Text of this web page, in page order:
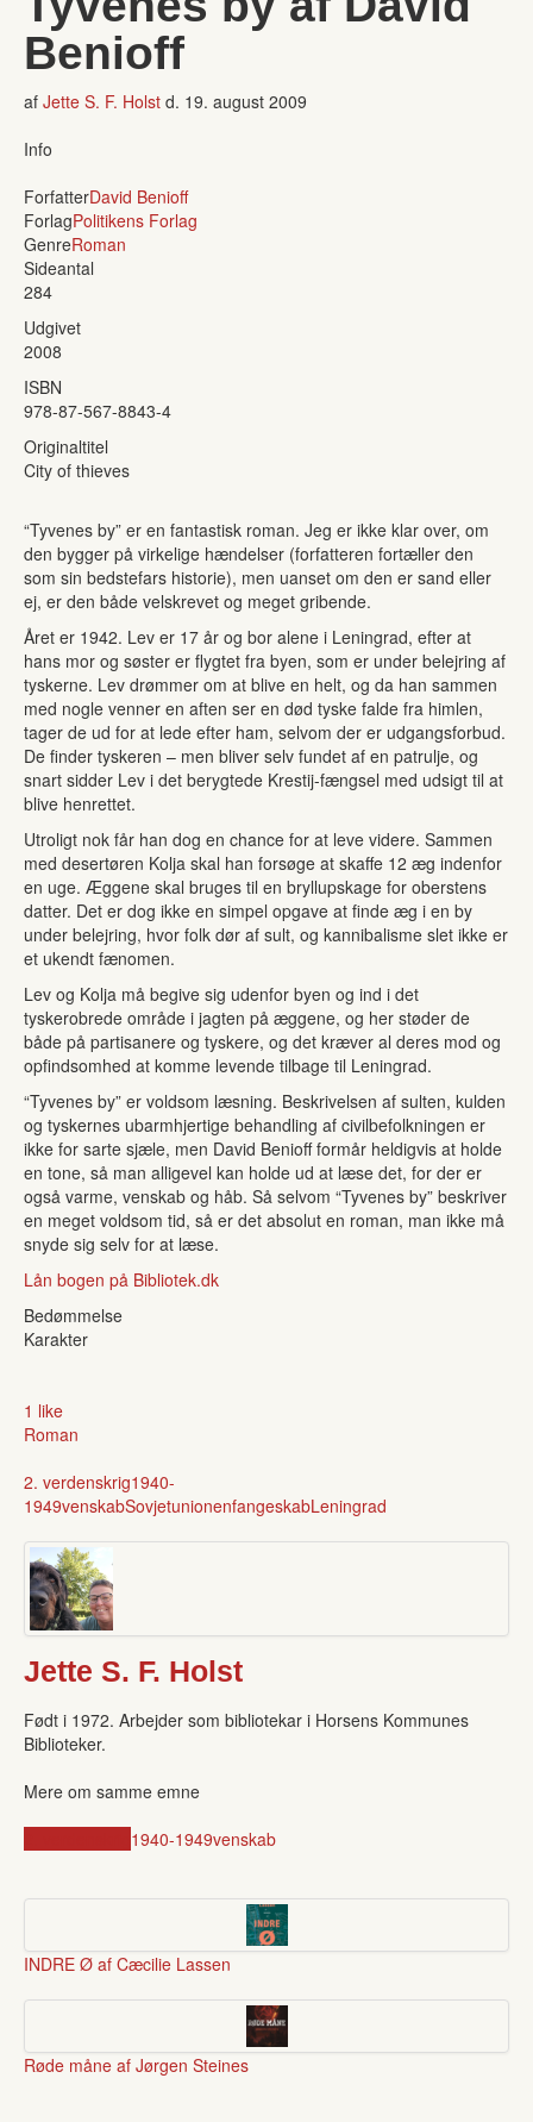
Benioff
af Jette S. F. Holst d. 19. august 2009
Info
ForfatterDavid Benioff
ForlagPolitikens Forlag
GenreRoman
Sideantal
284
Udgivet
2008
ISBN
978-87-567-8843-4
Originaltitel
City of thieves
“Tyvenes by” er en fantastisk roman. Jeg er ikke klar over, om
den bygger på virkelige hændelser (forfatteren fortæller den
som sin bedstefars historie), men uanset om den er sand eller
ej, er den både velskrevet og meget gribende.
Året er 1942. Lev er 17 år og bor alene i Leningrad, efter at
hans mor og søster er flygtet fra byen, som er under belejring af
tyskerne. Lev drømmer om at blive en helt, og da han sammen
med nogle venner en aften ser en død tyske falde fra himlen,
tager de ud for at lede efter ham, selvom der er udgangsforbud.
De finder tyskeren – men bliver selv fundet af en patrulje, og
snart sidder Lev i det berygtede Krestij-fængsel med udsigt til at
blive henrettet.
Utroligt nok får han dog en chance for at leve videre. Sammen
med desertøren Kolja skal han forsøge at skaffe 12 æg indenfor
en uge. Æggene skal bruges til en bryllupskage for oberstens
datter. Det er dog ikke en simpel opgave at finde æg i en by
under belejring, hvor folk dør af sult, og kannibalisme slet ikke er
et ukendt fænomen.
Lev og Kolja må begive sig udenfor byen og ind i det
tyskerobrede område i jagten på æggene, og her støder de
både på partisanere og tyskere, og det kræver al deres mod og
opfindsomhed at komme levende tilbage til Leningrad.
“Tyvenes by” er voldsom læsning. Beskrivelsen af sulten, kulden
og tyskernes ubarmhjertige behandling af civilbefolkningen er
ikke for sarte sjæle, men David Benioff formår heldigvis at holde
en tone, så man alligevel kan holde ud at læse det, for der er
også varme, venskab og håb. Så selvom “Tyvenes by” beskriver
en meget voldsom tid, så er det absolut en roman, man ikke må
snyde sig selv for at læse.
Lån bogen på Bibliotek.dk
Bedømmelse
Karakter
1 like
Roman
2. verdenskrig1940-
1949venskabSovjetunionenfangeskabLeningrad
Jette S. F. Holst
Født i 1972. Arbejder som bibliotekar i Horsens Kommunes
Biblioteker.
Mere om samme emne
1940-1949venskab
INDRE Ø af Cæcilie Lassen
Røde måne af Jørgen Steines